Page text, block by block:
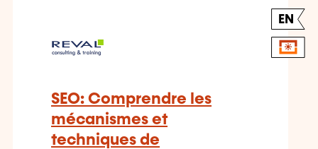
EN
SEO: Comprendre les
mécanismes et
techniques de